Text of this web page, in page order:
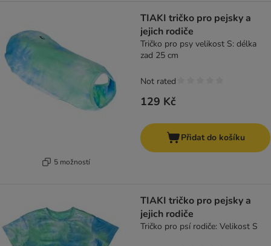
5 možností
TIAKI tričko pro pejsky a
jejich rodiče
Tričko pro psy velikost S: délka
zad 25 cm
129 Kč
Not rated
Přidat do košíku
TIAKI tričko pro pejsky a
jejich rodiče
Tričko pro psí rodiče: Velikost S